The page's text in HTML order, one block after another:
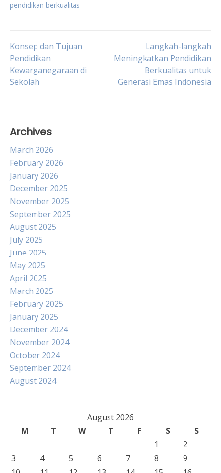
pendidikan berkualitas
Post
navigation
Konsep dan Tujuan
Pendidikan
Kewarganegaraan di
Sekolah
Langkah-langkah
Meningkatkan Pendidikan
Berkualitas untuk
Generasi Emas Indonesia
Archives
March 2026
February 2026
January 2026
December 2025
November 2025
September 2025
August 2025
July 2025
June 2025
May 2025
April 2025
March 2025
February 2025
January 2025
December 2024
November 2024
October 2024
September 2024
August 2024
August 2026
M
T W T F S
S
1
2
3
4 5 6 7 8
9